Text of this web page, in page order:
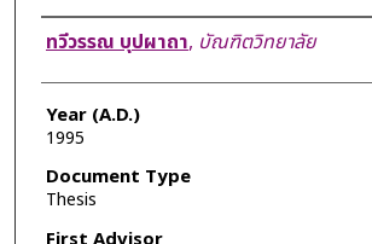
Author
ทวีวรรณ บุปผาถา, บัณฑิตวิทยาลัย
Year (A.D.)
1995
Document Type
Thesis